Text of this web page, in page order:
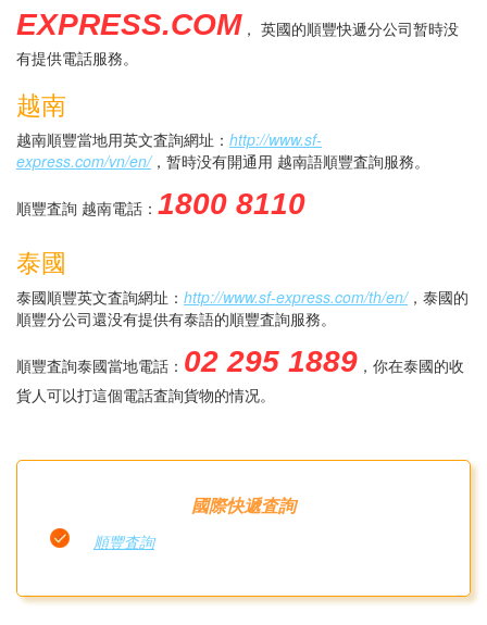
EXPRESS.COM ， 英國的順豐快遞分公司暂時没
有提供電話服務。
越南
越南順豐當地用英文査詢網址： http://www.sf-
express.com/vn/en/，暂時没有開通用 越南語順豐査詢服務。
順豐査詢 越南電話： 1800 8110
泰國
泰國順豐英文査詢網址： http://www.sf-express.com/th/en/，泰國的
順豐分公司還没有提供有泰語的順豐査詢服務。
順豐査詢泰國當地電話： 02 295 1889 ，你在泰國的收
貨人可以打這個電話査詢貨物的情况。
國際快遞査詢
順豐査詢